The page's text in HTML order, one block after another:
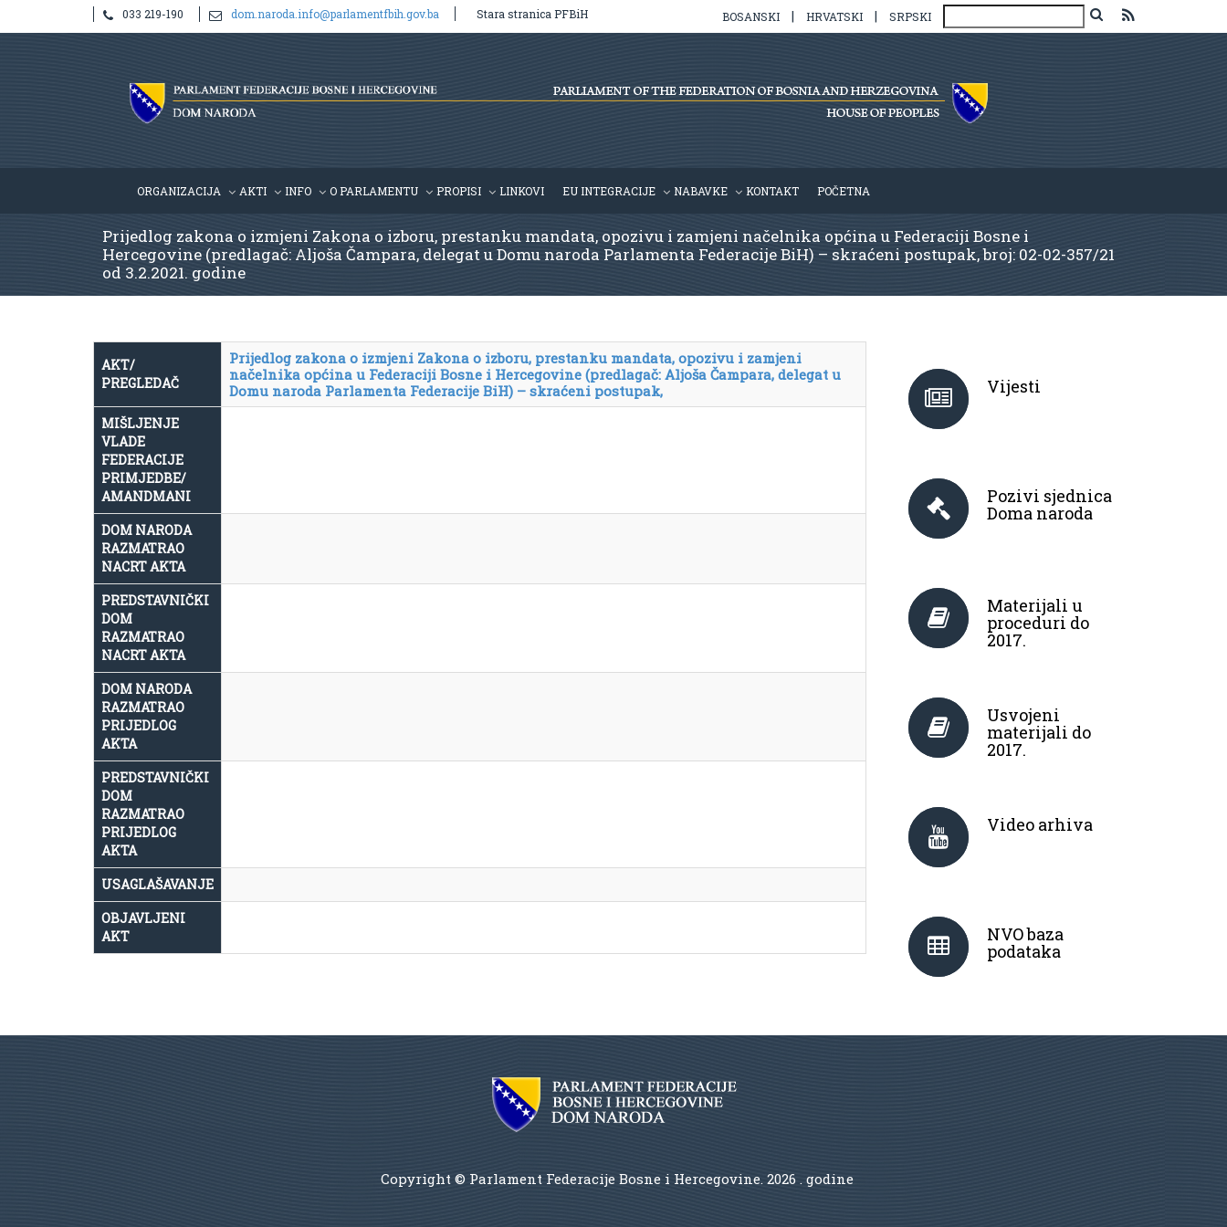
033 219-190 dom.naroda.info@parlamentfbih.gov.ba Stara stranica PFBiH BOSANSKI | HRVATSKI | SRPSKI
ORGANIZACIJA AKTI INFO O PARLAMENTU PROPISI LINKOVI EU INTEGRACIJE NABAVKE KONTAKT POČETNA
Prijedlog zakona o izmjeni Zakona o izboru, prestanku mandata, opozivu i zamjeni načelnika općina u Federaciji Bosne i
Hercegovine (predlagač: Aljoša Čampara, delegat u Domu naroda Parlamenta Federacije BiH) – skraćeni postupak, broj: 02-02-357/21
od 3.2.2021. godine
AKT/
PREGLEDAČ
Prijedlog zakona o izmjeni Zakona o izboru, prestanku mandata, opozivu i zamjeni
načelnika općina u Federaciji Bosne i Hercegovine (predlagač: Aljoša Čampara, delegat u
Domu naroda Parlamenta Federacije BiH) – skraćeni postupak,
MIŠLJENJE
VLADE
FEDERACIJE
PRIMJEDBE/
AMANDMANI
DOM NARODA
RAZMATRAO
NACRT AKTA
PREDSTAVNIČKI
DOM
RAZMATRAO
NACRT AKTA
DOM NARODA
RAZMATRAO
PRIJEDLOG
AKTA
PREDSTAVNIČKI
DOM
RAZMATRAO
PRIJEDLOG
AKTA
USAGLAŠAVANJE
OBJAVLJENI
AKT
Vijesti
Pozivi sjednica
Doma naroda
Materijali u
proceduri do
2017.
Usvojeni
materijali do
2017.
Video arhiva
NVO baza
podataka
Copyright © Parlament Federacije Bosne i Hercegovine. 2026 . godine